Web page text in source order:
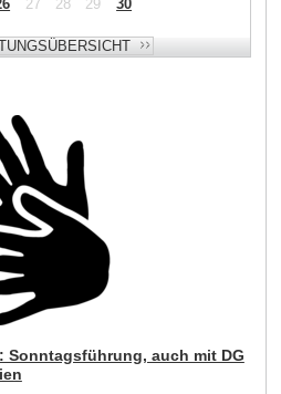
27 28 29
30
Sonntagsführung, auch mit DG